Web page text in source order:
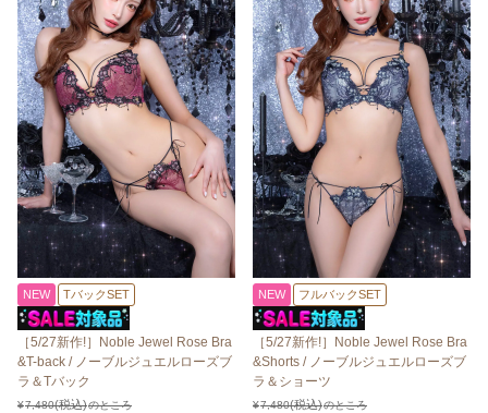
NEW TバックSET
［5/27新作!］Noble Jewel Rose Bra
&T-back / ノーブルジュエルローズブ
ラ＆Tバック
¥7,480 のところ
NEW フルバックSET
［5/27新作!］Noble Jewel Rose Bra
&Shorts / ノーブルジュエルローズブ
ラ＆ショーツ
¥7,480 のところ